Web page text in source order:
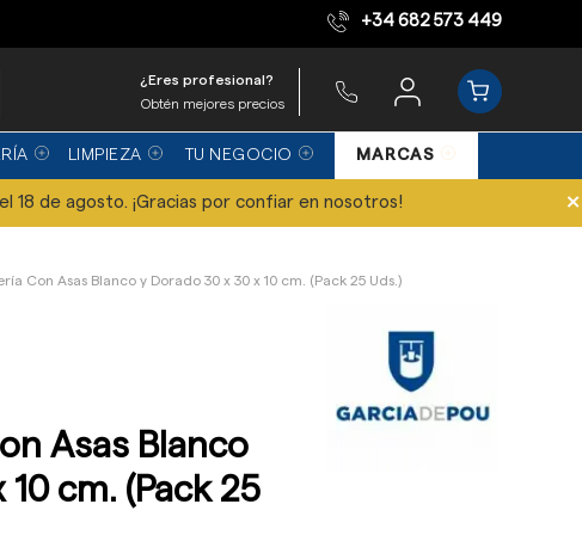
Equipo de expertos +34 682 573 449
¿Eres profesional?
Obtén mejores precios
LIMPIEZA TU NEGOCIO MARCAS
18 de agosto. ¡Gracias por confiar en nosotros! ×
Con Asas Blanco y Dorado 30 x 30 x 10 cm. (Pack 25 Uds.)
Asas Blanco
cm. (Pack 25